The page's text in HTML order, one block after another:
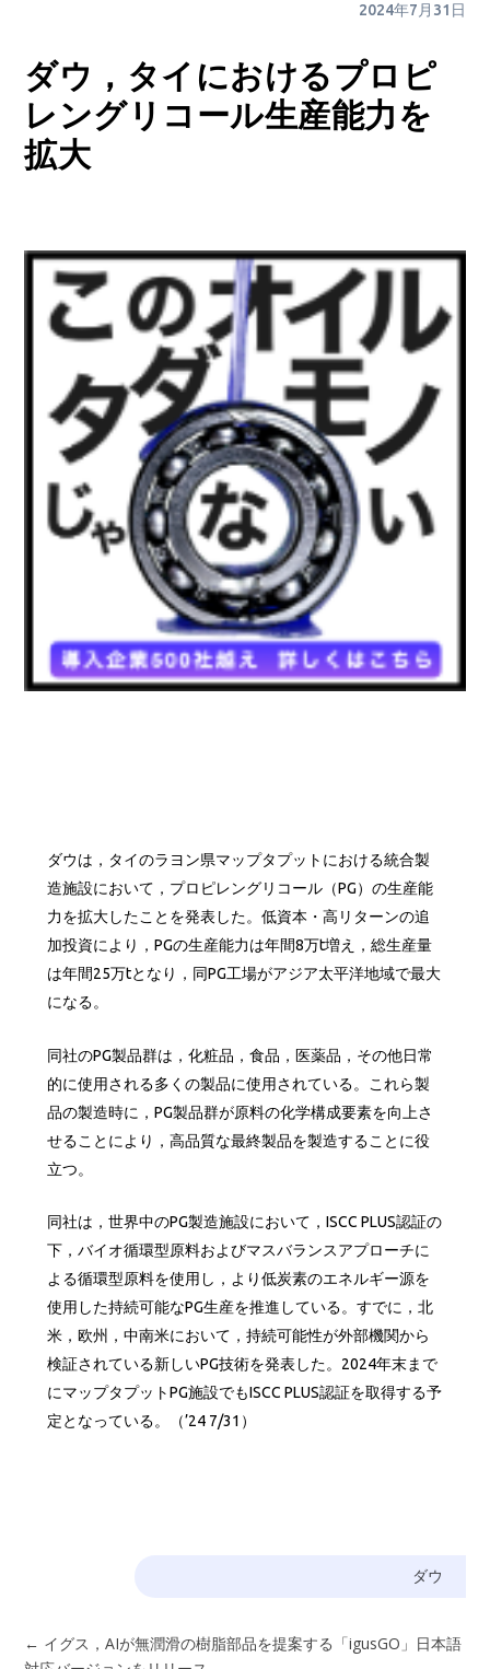
2024年7月31日
ダウ，タイにおけるプロピ
レングリコール生産能力を
拡大
ダウは，タイのラヨン県マップタプットにおける統合製
造施設において，プロピレングリコール（PG）の生産能
力を拡大したことを発表した。低資本・高リターンの追
加投資により，PGの生産能力は年間8万t増え，総生産量
は年間25万tとなり，同PG工場がアジア太平洋地域で最大
になる。
同社のPG製品群は，化粧品，食品，医薬品，その他日常
的に使用される多くの製品に使用されている。これら製
品の製造時に，PG製品群が原料の化学構成要素を向上さ
せることにより，高品質な最終製品を製造することに役
立つ。
同社は，世界中のPG製造施設において，ISCC PLUS認証の
下，バイオ循環型原料およびマスバランスアプローチに
よる循環型原料を使用し，より低炭素のエネルギー源を
使用した持続可能なPG生産を推進している。すでに，北
米，欧州，中南米において，持続可能性が外部機関から
検証されている新しいPG技術を発表した。2024年末まで
にマップタプットPG施設でもISCC PLUS認証を取得する予
定となっている。（’24 7/31）
ダウ
← イグス，AIが無潤滑の樹脂部品を提案する「igusGO」日本語